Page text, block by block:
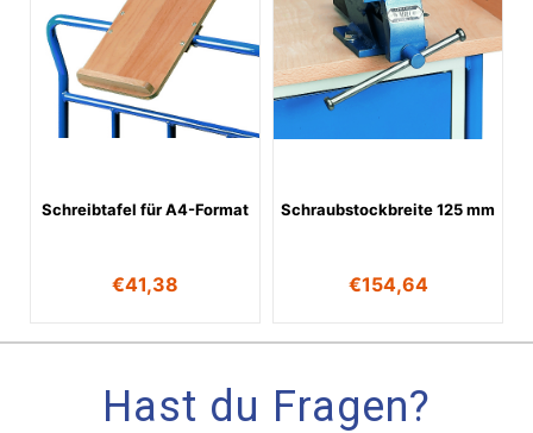
Schreibtafel für A4-Format
€41,38
Schraubstockbreite 125 mm
€154,64
Hast du Fragen?